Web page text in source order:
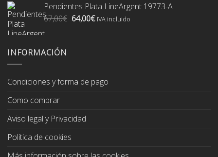
era:
74,00€.
es:
70,00€.
Pendientes Plata LineArgent 19773-A
67,00€ El
64,00€ElIVA incluido
INFORMACIÓN
Condiciones y forma de pago
Como comprar
Aviso legal y Privacidad
Política de cookies